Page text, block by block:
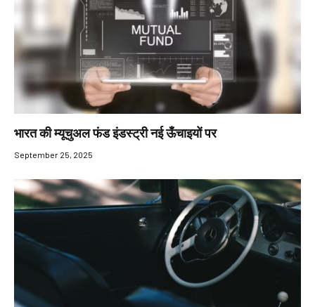
भारत की म्यूचुअल फंड इंडस्ट्री नई ऊँचाइयों पर
September 25, 2025